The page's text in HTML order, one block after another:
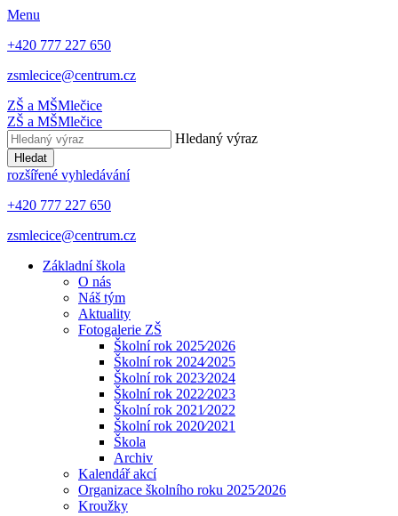
Menu
+420 777 227 650
zsmlecice@centrum.cz
ZŠ a MŠMlečice
ZŠ a MŠMlečice
Hledaný výraz
Hledat
rozšířené vyhledávání
+420 777 227 650
zsmlecice@centrum.cz
Základní škola
O nás
Náš tým
Aktuality
Fotogalerie ZŠ
Školní rok 2025⁄2026
Školní rok 2024⁄2025
Školní rok 2023⁄2024
Školní rok 2022⁄2023
Školní rok 2021⁄2022
Školní rok 2020⁄2021
Škola
Archiv
Kalendář akcí
Organizace školního roku 2025⁄2026
Kroužky